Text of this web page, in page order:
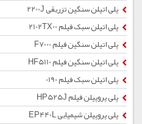
پلی اتیلن سنگین تزریقی 2200J
پلی اتیلن سبک فیلم 2102TX00
پلی اتیلن سنگین فیلم F7000
پلی اتیلن سنگین فیلم HF5110
پلی اتیلن سبک فیلم 0190
پلی پروپیلن فیلم HP525J
پلی پروپیلن شیمیایی EP440L